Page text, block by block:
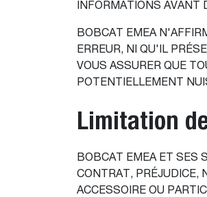
INFORMATIONS AVANT
BOBCAT EMEA
ERREUR, NI QU'IL
VOUS ASSURER QUE
POTENTIELLEMENT
Limitation
BOBCAT EMEA ET SES
CONTRAT, PRÉJUDICE,
ACCESSOIRE OU